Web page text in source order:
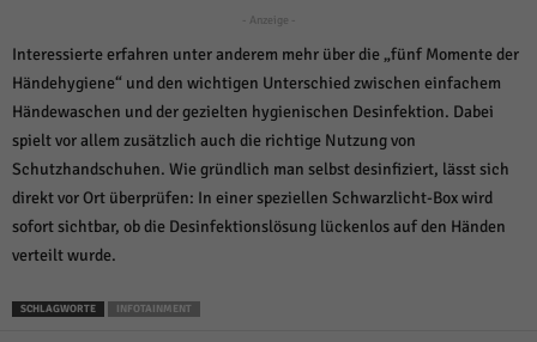
- Anzeige -
Interessierte erfahren unter anderem mehr über die „fünf Momente der
Händehygiene“ und den wichtigen Unterschied zwischen einfachem
Händewaschen und der gezielten hygienischen Desinfektion. Dabei
spielt vor allem zusätzlich auch die richtige Nutzung von
Schutzhandschuhen. Wie gründlich man selbst desinfiziert, lässt sich
direkt vor Ort überprüfen: In einer speziellen Schwarzlicht-Box wird
sofort sichtbar, ob die Desinfektionslösung lückenlos auf den Händen
verteilt wurde.
SCHLAGWORTE INFOTAINMENT
Inhalte von Videoplattformen und Social-Media-Plattformen werden
standardmäßig blockiert. Wenn Cookies von externen Medien akzeptiert
werden, bedarf der Zugriff auf diese Inhalte keiner manuellen Einwilligung
mehr.
Cookie-Informationen anzeigen
powered by Borlabs Cookie Datenschutzerklärung Impressum